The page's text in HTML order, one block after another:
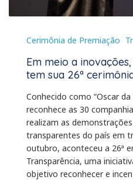
Cerimônia de Premiação
Em meio a
tem sua 26ª
Conhecido como “Oscar
reconhece as 30
realizam as
transparentes do país em
outubro, aconteceu a 26ª
Transparência, uma
objetivo reconhecer e